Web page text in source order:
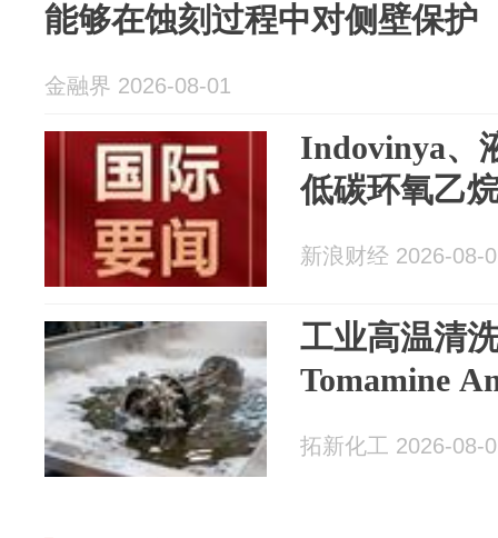
能够在蚀刻过程中对侧壁保护
金融界 2026-08-01
Indovinya、
低碳环氧乙
新浪财经 2026-08-
工业高温清
Tomamine
拓新化工 2026-08-